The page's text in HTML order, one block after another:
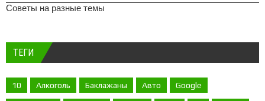
Советы на разные темы
ТЕГИ
10 Алкоголь Баклажаны Авто Google